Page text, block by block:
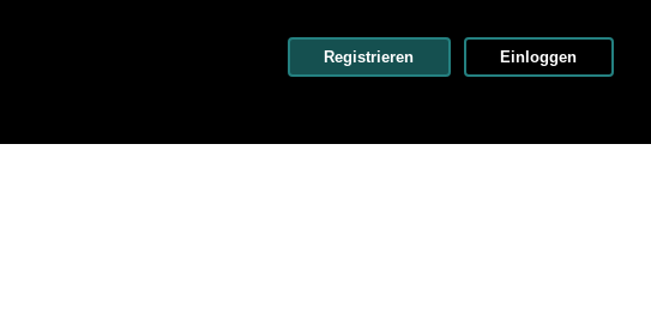
Registrieren Einloggen